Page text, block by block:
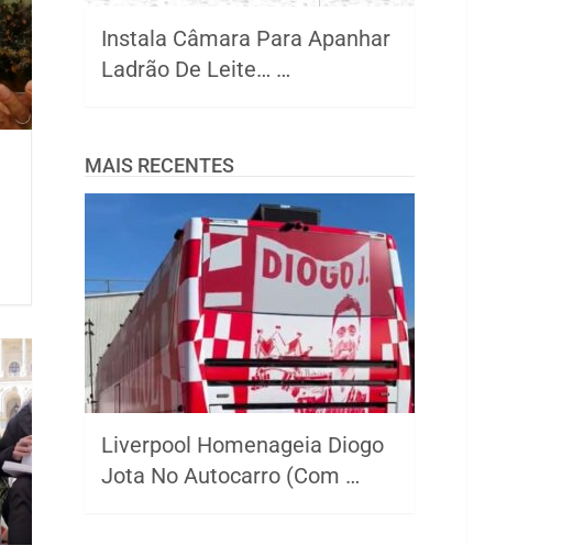
Instala Câmara Para Apanhar
Ladrão De Leite… …
MAIS RECENTES
Liverpool Homenageia Diogo
Jota No Autocarro (Com …